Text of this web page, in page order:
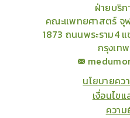
ฝ่ายบริก
คณะแพทยศาสตร์ จุ
1873 ถนนพระราม4
กรุงเท
นโยบายคว
เงื่อนไข
ควา